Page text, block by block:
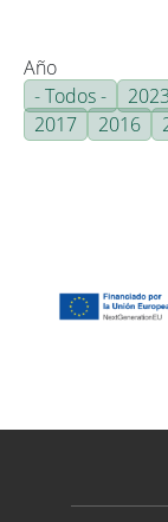
Año
- Todos -
2023
2017
2016